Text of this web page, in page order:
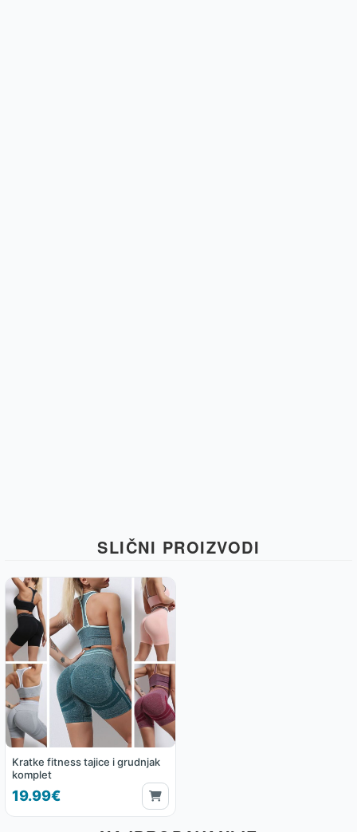
SLIČNI PROIZVODI
Kratke fitness tajice i grudnjak
komplet
19.99€